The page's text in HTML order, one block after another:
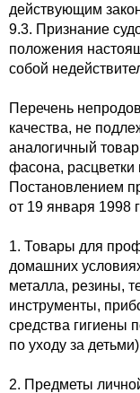
действующим
9.3. Признание
положения
собой
Перечень
качества, не
аналогичный
фасона, расцветки
Постановлением
от 19 января 1998
1. Товары для
домашних
металла, резины,
инструменты,
средства гигиены
по уходу за
2. Предметы